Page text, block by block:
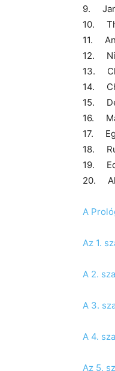
9.
10.
11.
12.
13.
14.
15.
16.
17.
18.
19.
20.
A
Az 1.
A 2.
A 3.
A 4.
Az 5.